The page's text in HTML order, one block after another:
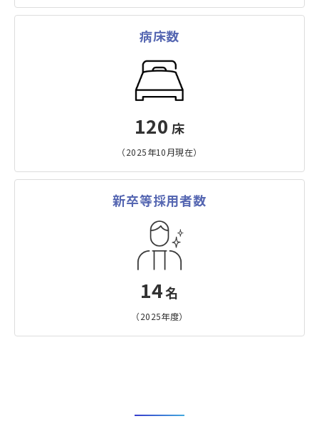
病床数
120 床
（2025年10月現在）
新卒等採用者数
14名
（2025年度）